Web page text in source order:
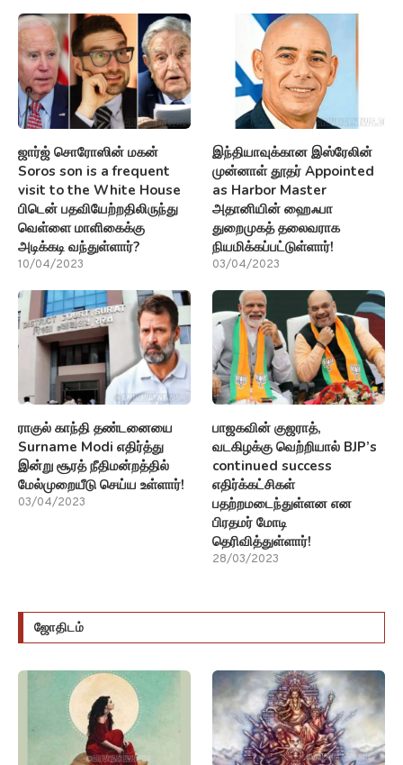
ஜார்ஜ் சொரோஸின் மகன்
Soros son is a frequent
visit to the White House
பிடென் பதவியேற்றதிலிருந்து
வெள்ளை மாளிகைக்கு
அடிக்கடி வந்துள்ளார்?
10/04/2023
இந்தியாவுக்கான இஸ்ரேலின்
முன்னாள் தூதர் Appointed
as Harbor Master
அதானியின் ஹைஃபா
துறைமுகத் தலைவராக
நியமிக்கப்பட்டுள்ளார்!
03/04/2023
ராகுல் காந்தி தண்டனையை
Surname Modi எதிர்த்து
இன்று சூரத் நீதிமன்றத்தில்
மேல்முறையீடு செய்ய உள்ளார்!
03/04/2023
பாஜகவின் குஜராத்,
வடகிழக்கு வெற்றியால் BJP’s
continued success
எதிர்க்கட்சிகள்
பதற்றமடைந்துள்ளன என
பிரதமர் மோடி
தெரிவித்துள்ளார்!
28/03/2023
ஜோதிடம்